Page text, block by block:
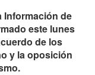
Información de
este lunes
de los
y la oposición